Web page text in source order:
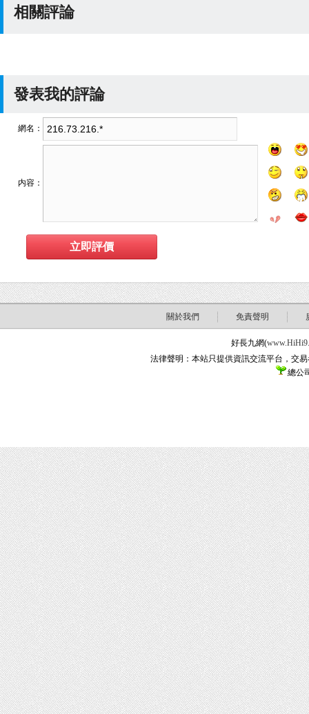
相關評論
發表我的評論
網名：
内容：
關於我們 免責聲明
好長九網(
法律聲明：本站只提供資訊交流平台，交
總公